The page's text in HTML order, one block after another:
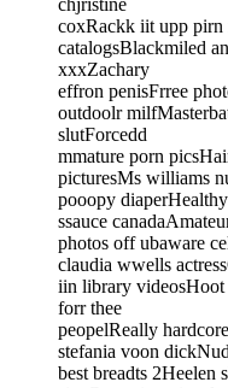
chjristine
coxRackk iit upp
catalogsBlackmiled
xxxZachary
effron penisFrree
outdoolr
slutForcedd
mmature porn
picturesMs williams
pooopy
ssauce
photos off ubaware
claudia wwells
iin library
forr thee
peopelReally
stefania voon
best breadts 2Heelen